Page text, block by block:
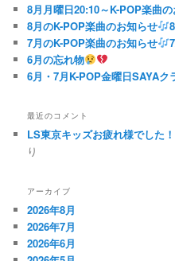
8月月曜日20:10～K-POP楽曲
8月のK-POP楽曲のお知らせ
7月のK-POP楽曲のお知らせ
6月の忘れ物
6月・7月K-POP金曜日SAYA
最近のコメント
LS東京キッズお疲れ様でした
り
アーカイブ
2026年8月
2026年7月
2026年6月